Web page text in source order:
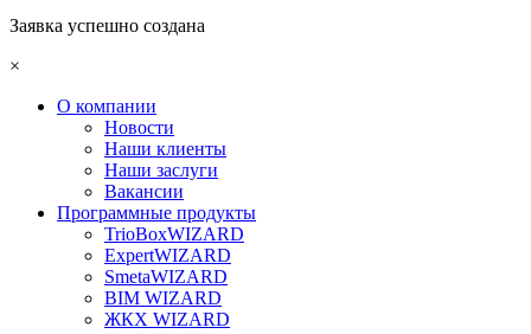
Заявка успешно создана
×
О компании
Новости
Наши клиенты
Наши заслуги
Вакансии
Программные продукты
TrioBoxWIZARD
ExpertWIZARD
SmetaWIZARD
BIM WIZARD
ЖКХ WIZARD